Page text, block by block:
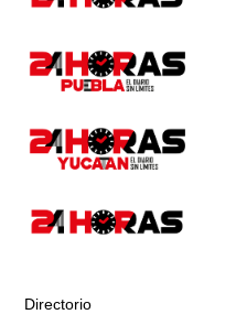
Directorio